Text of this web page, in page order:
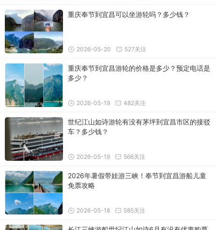
重庆奉节到宜昌可以坐游轮吗？多少钱？
527关注
2026-05-20
重庆奉节到宜昌游轮的价格是多少？预定电话是
多少？
482关注
2026-05-19
世纪江山如诗游轮有没有茅坪到宜昌市区的接驳
车？多少钱？
566关注
2026-05-19
2026年暑假带娃游三峡！奉节到宜昌游船儿童
免票攻略
585关注
2026-05-18